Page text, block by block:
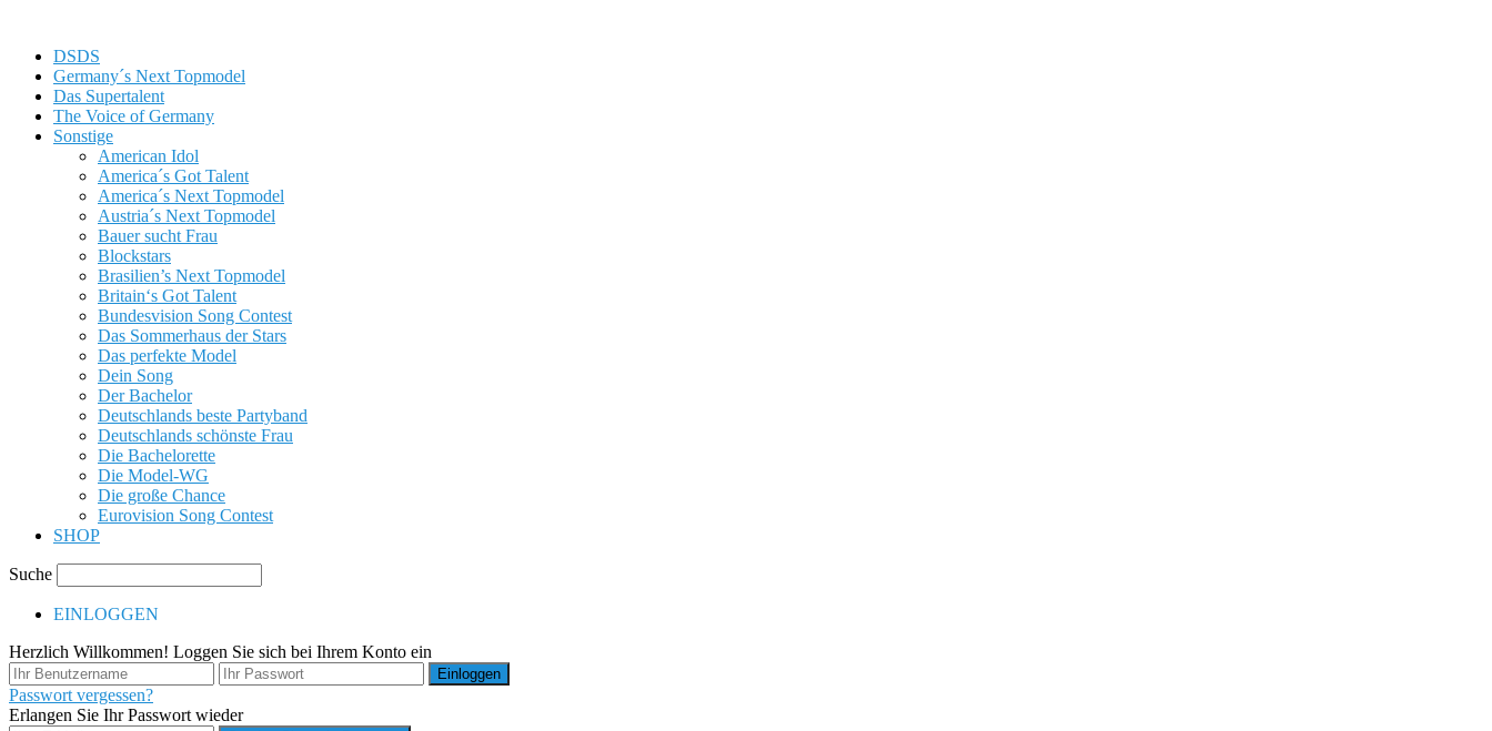
DSDS
Germany´s Next Topmodel
Das Supertalent
The Voice of Germany
Sonstige
American Idol
America´s Got Talent
America´s Next Topmodel
Austria´s Next Topmodel
Bauer sucht Frau
Blockstars
Brasilien’s Next Topmodel
Britain‘s Got Talent
Bundesvision Song Contest
Das Sommerhaus der Stars
Das perfekte Model
Dein Song
Der Bachelor
Deutschlands beste Partyband
Deutschlands schönste Frau
Die Bachelorette
Die Model-WG
Die große Chance
Eurovision Song Contest
SHOP
Suche
EINLOGGEN
Herzlich Willkommen! Loggen Sie sich bei Ihrem Konto ein
Passwort vergessen?
Erlangen Sie Ihr Passwort wieder